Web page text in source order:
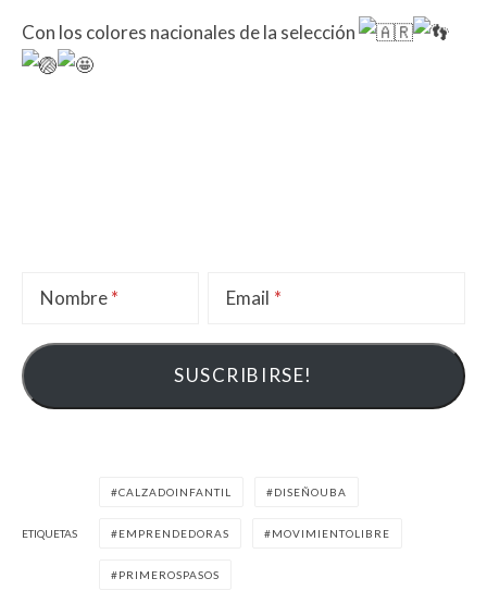
Con los colores nacionales de la selección
Nombre Email
ETIQUETAS
CALZADOINFANTIL DISEÑOUBA
EMPRENDEDORAS MOVIMIENTOLIBRE
PRIMEROSPASOS